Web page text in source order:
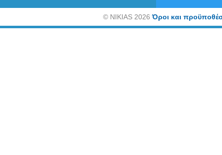
©NIKIAS 2026Όροι και